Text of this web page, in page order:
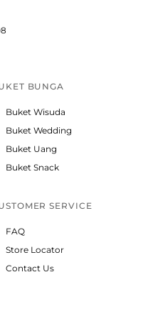
BUNGA
Buket Wisuda
Buket Wedding
Buket Uang
Buket Snack
SERVICE
FAQ
Store Locator
Contact Us